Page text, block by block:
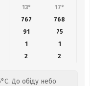
13° 17°
767 768
91 75
1
1
2 2
До обіду небо